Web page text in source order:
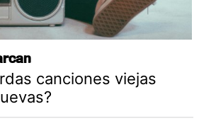
canciones viejas